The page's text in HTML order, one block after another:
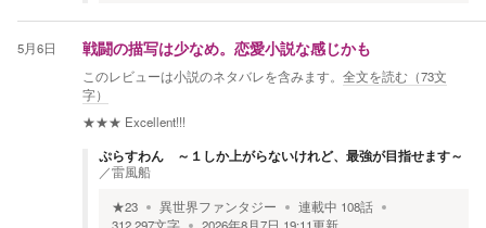
5月6日 戦闘の描写は少なめ。恋愛小説な感じかも
このレビューは小説のネタバレを含みます。 全文を読む（73文
字）
★★★ Excellent!!!
ぷらすわん ～１しか上がらないけれど、最強が目指せます～
／雷風船
★23 異世界ファンタジー 連載中 108話